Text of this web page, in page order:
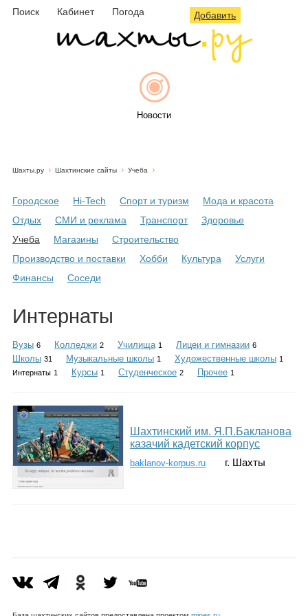
Поиск Кабинет Погода Добавить
Новости
Объявления
Инфо
Гороскоп
Шахты.ру Шахтинские сайты Учеба
Городское Hi-Tech Спорт и туризм
Мода и красота
Отдых
СМИ и реклама Транспорт
Здоровье
Учеба
Магазины
Строительство
Производство и поставки
Хобби Культура
Услуги
Финансы
Соседи
Интернаты
Вузы 6 Колледжи 2 Училища 1 Лицеи и гимназии 6
Школы 31 Музыкальные школы 1 Художественные школы 1
Интернаты 1 Курсы 1 Студенческое 2 Прочее 1
Шахтинский им. Я.П.Бакланова
казачий кадетский корпус
baklanov-korpus.ru г. Шахты